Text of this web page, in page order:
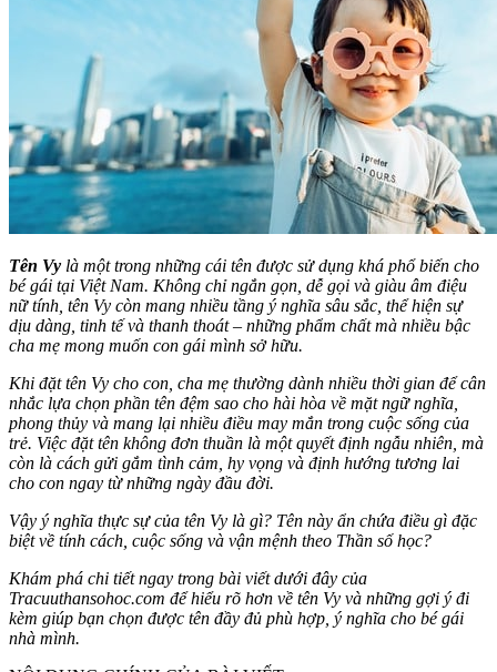
Tên Vy là một trong những cái tên được sử dụng khá phổ biến cho
bé gái tại Việt Nam. Không chỉ ngắn gọn, dễ gọi và giàu âm điệu
nữ tính, tên Vy còn mang nhiều tầng ý nghĩa sâu sắc, thể hiện sự
dịu dàng, tinh tế và thanh thoát – những phẩm chất mà nhiều bậc
cha mẹ mong muốn con gái mình sở hữu.
Khi đặt tên Vy cho con, cha mẹ thường dành nhiều thời gian để cân
nhắc lựa chọn phần tên đệm sao cho hài hòa về mặt ngữ nghĩa,
phong thủy và mang lại nhiều điều may mắn trong cuộc sống của
trẻ. Việc đặt tên không đơn thuần là một quyết định ngẫu nhiên, mà
còn là cách gửi gắm tình cảm, hy vọng và định hướng tương lai
cho con ngay từ những ngày đầu đời.
Vậy ý nghĩa thực sự của tên Vy là gì? Tên này ẩn chứa điều gì đặc
biệt về tính cách, cuộc sống và vận mệnh theo Thần số học?
Khám phá chi tiết ngay trong bài viết dưới đây của
Tracuuthansohoc.com để hiểu rõ hơn về tên Vy và những gợi ý đi
kèm giúp bạn chọn được tên đầy đủ phù hợp, ý nghĩa cho bé gái
nhà mình.